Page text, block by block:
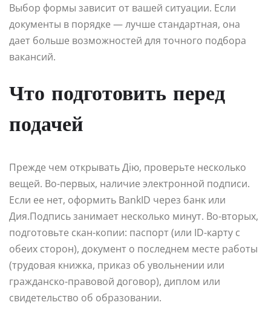
Выбор формы зависит от вашей ситуации. Если
документы в порядке — лучше стандартная, она
дает больше возможностей для точного подбора
вакансий.
Что подготовить перед
подачей
Прежде чем открывать Дію, проверьте несколько
вещей. Во-первых, наличие электронной подписи.
Если ее нет, оформить BankID через банк или
Дия.Подпись занимает несколько минут. Во-вторых,
подготовьте скан-копии: паспорт (или ID-карту с
обеих сторон), документ о последнем месте работы
(трудовая книжка, приказ об увольнении или
гражданско-правовой договор), диплом или
свидетельство об образовании.